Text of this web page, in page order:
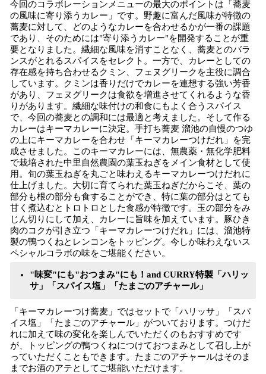
今回のコラボレーションメニューの最大のポイントは「蕎麦
の風味に寄り添うカレー」です。野趣に富んだ風味が特徴の
蕎麦に対して、どのようなカレーを合わせるかが一番の課題
であり、そのためには"寄り添うカレー"を開発することが重
要となりました。繊細な風味を消すことなく、蕎麦とのバラ
ンスがとれるスパイスをセレクト。一方で、カレーとしての
存在感を持ち合わせるクミン、フェヌグリークを主役に調合
しています。クミンは香りだけでカレーを連想する強い芳香
があり、フェヌグリークは食欲を増進させてくれるような香
りがあります。繊細な味付けの和食にもよく合うスパイス
で、今回の蕎麦との調和には最適と考えました。そして作る
カレーはキーマカレーに決定。手打ち蕎麦 溜池の自慢のつゆ
の上にキーマカレーを合わせ「キーマカレーつけだれ」を完
成させました。このキーマカレーには、無農薬・無化学肥料
で栽培された中里自然農園の葉玉ねぎをメイン食材として使
用。旬の葉玉ねぎを丸ごと味わえるキーマカレーつけだれに
仕上げました。大切に育てられた葉玉ねぎだからこそ、葉の
部分も根の部分も食することができ、特に葉の部分はとても
甘く煮込むとトロトロとした食感が特徴です。玉の部分をみ
じん切りにして加え、カレーに旨味を加えています。豚ひき
肉のコクが引き立つ「キーマカレーつけだれ」には、溜池特
製の鴨つくねとレンコンをトッピング。今しか味わえないス
ペシャルコラボの味をご堪能ください。
"味変"にも"おつまみ"にも！and CURRY特製「ハリッ
サ」「スパイス塩」「たまごのアチャール」
「キーマカレーつけ蕎麦」ではセットで「ハリッサ」「スパ
イス塩」「たまごのアチャール」がついております。つけだ
れに加えて味の変化を楽しんでいただくのもおすすめです
が、トッピングの鴨つくねにつけておつまみとして召し上が
っていただくこともできます。たまごのアチャールはそのま
までお酒のアテとしてご堪能いただけます。